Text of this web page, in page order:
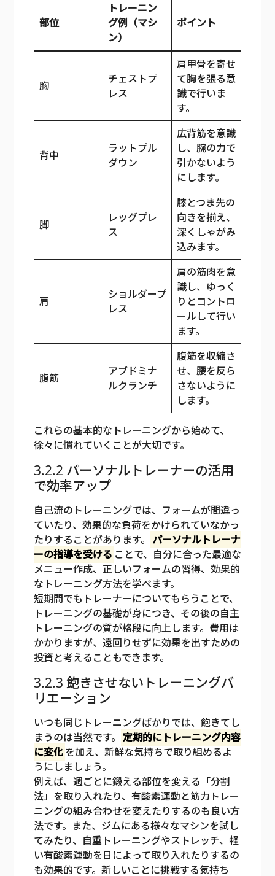
部位
トレーニン
グ例（マシ
ン）
ポイント
胸
チェストプ
レス
肩甲骨を寄せ
て胸を張る意
識で行いま
す。
背中
ラットプル
ダウン
広背筋を意識
し、腕の力で
引かないよう
にします。
脚
レッグプレ
ス
膝とつま先の
向きを揃え、
深くしゃがみ
込みます。
肩
ショルダープ
レス
肩の筋肉を意
識し、ゆっく
りとコントロ
ールして行い
ます。
腹筋
アブドミナ
ルクランチ
腹筋を収縮さ
せ、腰を反ら
さないように
します。
これらの基本的なトレーニングから始めて、
徐々に慣れていくことが大切です。
3.2.2 パーソナルトレーナーの活用
で効率アップ
自己流のトレーニングでは、フォームが間違っ
ていたり、効果的な負荷をかけられていなかっ
たりすることがあります。
パーソナルトレーナ
ーの指導を受ける ことで、自分に合った最適な
メニュー作成、正しいフォームの習得、効果的
なトレーニング方法を学べます。
短期間でもトレーナーについてもらうことで、
トレーニングの基礎が身につき、その後の自主
トレーニングの質が格段に向上します。費用は
かかりますが、遠回りせずに効果を出すための
投資と考えることもできます。
3.2.3 飽きさせないトレーニングバ
リエーション
いつも同じトレーニングばかりでは、飽きてし
まうのは当然です。 定期的にトレーニング内容
に変化を加え、新鮮な気持ちで取り組めるよ
うにしましょう。
例えば、週ごとに鍛える部位を変える「分割
法」を取り入れたり、有酸素運動と筋力トレー
ニングの組み合わせを変えたりするのも良い方
法です。また、ジムにある様々なマシンを試し
てみたり、自重トレーニングやストレッチ、軽
い有酸素運動を日によって取り入れたりするの
も効果的です。新しいことに挑戦する気持ち